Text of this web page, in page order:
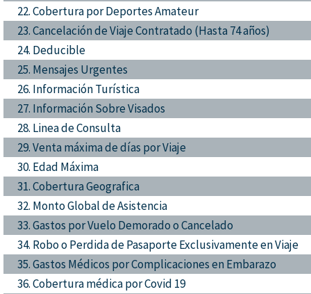
22. Cobertura por Deportes Amateur
23. Cancelación de Viaje Contratado (Hasta 74 años)
24. Deducible
25. Mensajes Urgentes
26. Información Turística
27. Información Sobre Visados
28. Linea de Consulta
29. Venta máxima de días por Viaje
30. Edad Máxima
31. Cobertura Geografica
32. Monto Global de Asistencia
33. Gastos por Vuelo Demorado o Cancelado
34. Robo o Perdida de Pasaporte Exclusivamente en Viaje
35. Gastos Médicos por Complicaciones en Embarazo
36. Cobertura médica por Covid 19